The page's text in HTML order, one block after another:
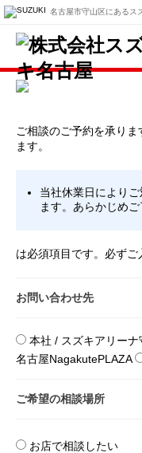
名古屋市守山区にあるス
ご相談のご予約を承り
ます。
当社休業日により
ます。あらかじめご
は必須項目です。必ずご
お問い合わせ先
本社 / スズキアリーナ
名古屋NagakutePLAZA
ご希望の相談場所
お店で相談したい